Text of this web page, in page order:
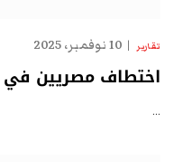
تقارير 10 نوفمبر، 2025
اختطاف مصريين في
…